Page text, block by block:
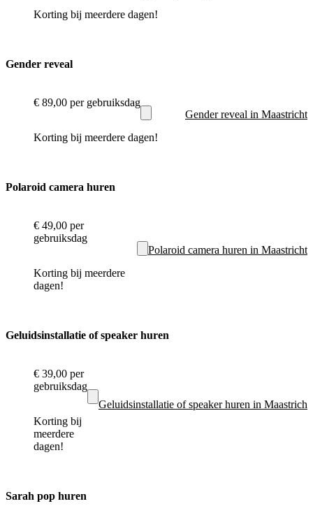
Korting bij meerdere dagen!
Gender reveal
€ 89,00 per gebruiksdag
Korting bij meerdere dagen!
Gender reveal in Maastricht
Polaroid camera huren
€ 49,00 per
gebruiksdag
Korting bij meerdere
dagen!
Polaroid camera huren in Maastricht
Geluidsinstallatie of speaker huren
€ 39,00 per
gebruiksdag
Korting bij
meerdere
dagen!
Geluidsinstallatie of speaker huren in Maastricht
Sarah pop huren